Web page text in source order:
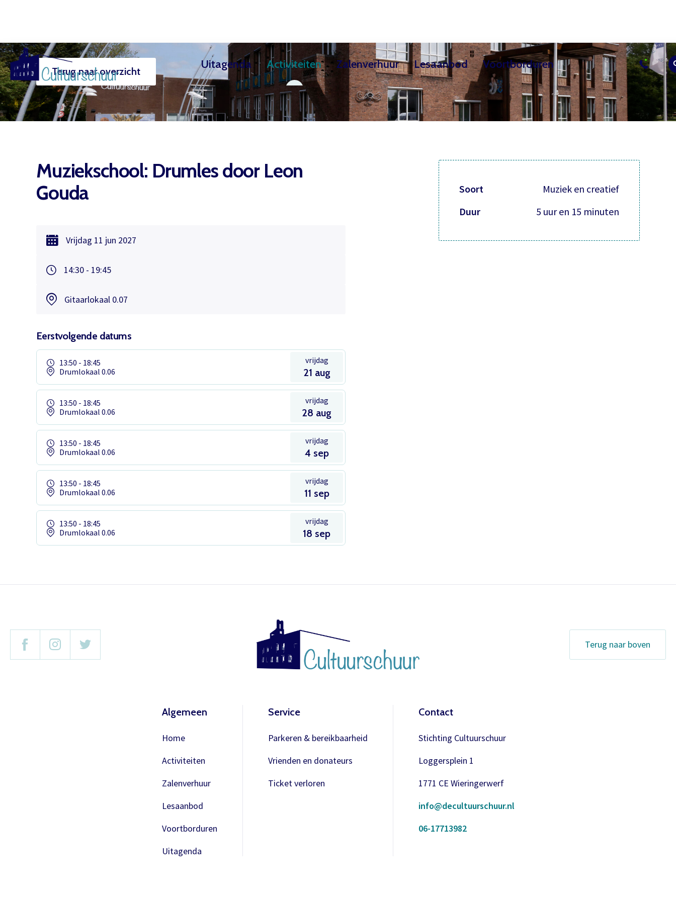
Inloggen
E-mailadres
Inloggen
Het theaterabonnement á €110 geeft gratis toegang tot
totaal 17 voorstellingen.
Het abonnement staat op naam, waardoor per voorstelling
maar één kaart gratis besteld kan worden. Bij bestelling van
meerdere kaarten worden de extra kaarten in rekening
theater@decultuurschuur.nl. Als antwoord hierop krijgt u een
U krijgt dan bericht dat u gratis kan reserveren, gewoon via de
bestelknop bij de voorstelling.
Uitagenda Activiteiten Zalenverhuur Lesaanbod Voortborduren
ExpositiesHuurdersOver de CultuurschuurActueelVrijwilliger wordenContact
Muziekschool Teken- & Schilderles / Creatieve kindercursussen Overig les aanbod
TheaterzaalFilmhuis
Terug naar overzicht
Muziekschool: Drumles door Leon
Gouda
Vrijdag 11 jun 2027
14:30 - 19:45
Gitaarlokaal 0.07
Eerstvolgende datums
13:50 - 18:45
Drumlokaal 0.06
vrijdag
21 aug
13:50 - 18:45
Drumlokaal 0.06
vrijdag
28 aug
13:50 - 18:45
Drumlokaal 0.06
vrijdag
4 sep
13:50 - 18:45
Drumlokaal 0.06
vrijdag
11 sep
13:50 - 18:45
Drumlokaal 0.06
vrijdag
18 sep
Soort
Muziek en creatief
Duur
5 uur en 15 minuten
Terug naar boven
Algemeen
Home
Activiteiten
Zalenverhuur
Lesaanbod
Voortborduren
Uitagenda
Service
Parkeren & bereikbaarheid
Vrienden en donateurs
Ticket verloren
Contact
Stichting Cultuurschuur
Loggersplein 1
1771 CE Wieringerwerf
info@decultuurschuur.nl
06-17713982